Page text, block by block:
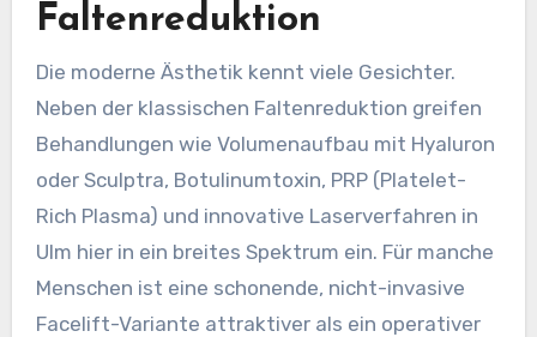
Faltenreduktion
Die moderne Ästhetik kennt viele Gesichter.
Neben der klassischen Faltenreduktion greifen
Behandlungen wie Volumenaufbau mit Hyaluron
oder Sculptra, Botulinumtoxin, PRP (Platelet-
Rich Plasma) und innovative Laserverfahren in
Ulm hier in ein breites Spektrum ein. Für manche
Menschen ist eine schonende, nicht-invasive
Facelift-Variante attraktiver als ein operativer